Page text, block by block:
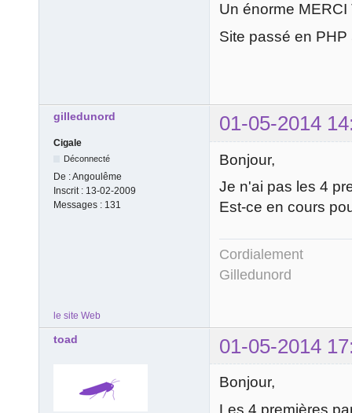
Un énorme MERCI
Site passé en
gilledunord 01-05-2014
Cigale
Déconnecté
De :Angoulême
Inscrit : 13-02-2009
Messages : 131
Bonjour,
Je n'ai pas les 4
Est-ce en cours
Cordialement
Gilledunord
le site Web
toad 01-05-2014
Bonjour,
Les 4 premières